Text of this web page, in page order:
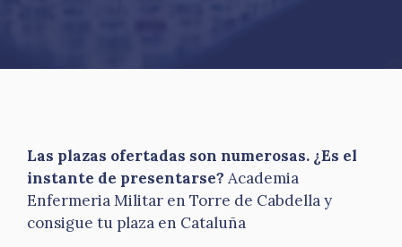
Las plazas ofertadas son numerosas. ¿Es el
instante de presentarse? Academia
Enfermeria Militar en Torre de Cabdella y
consigue tu plaza en Cataluña